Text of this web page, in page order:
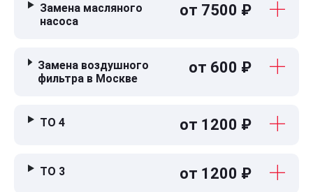
Замена масляного
насоса
от 7500 ₽
Замена воздушного
фильтра в Москве
от 600 ₽
ТО 4 от 1200 ₽
ТО 3 от 1200 ₽